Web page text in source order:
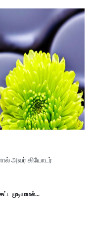
அவர் கியோடர்
முடியாமல்...